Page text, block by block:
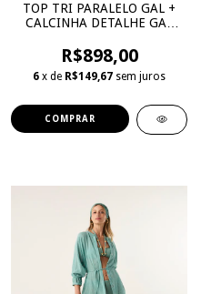
TOP TRI PARALELO GAL +
CALCINHA DETALHE GAL
R$898,00
6 x de R$149,67 sem juros
COMPRAR